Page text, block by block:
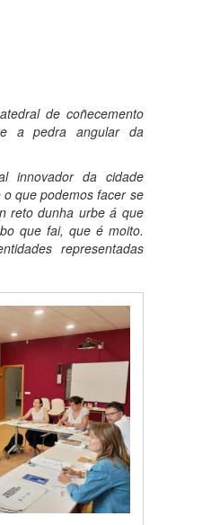
de coñecemento
a pedra angular da
innovador da cidade
que podemos facer se
reto dunha urbe á que
que fai, que é moito.
representadas